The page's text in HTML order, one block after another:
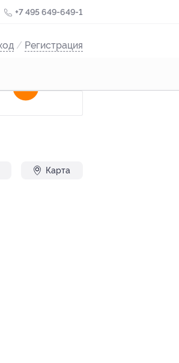
+7 495 649-649-1
/ Регистрация
Карта